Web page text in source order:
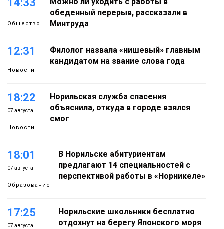
14:33
Общество
обеденный перерыв, рассказали в
Минтруда
12:31
Новости
Филолог назвала «нишевый» главным
кандидатом на звание слова года
18:22
07 августа
Новости
Норильская служба спасения
объяснила, откуда в городе взялся
смог
18:01
07 августа
Образование
В Норильске абитуриентам
предлагают 14 специальностей с
перспективой работы в «Норникеле»
17:25
07 августа
Норильские школьники бесплатно
отдохнут на берегу Японского моря